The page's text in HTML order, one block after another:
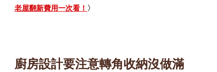
老屋翻新費用一次看！ 〉
廚房設計要注意轉角收納沒做滿